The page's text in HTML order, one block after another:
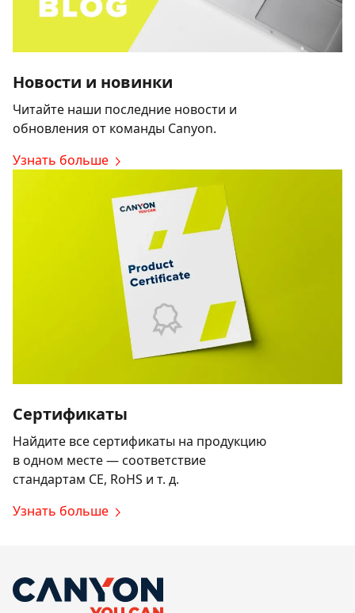
Новости и новинки
Читайте наши последние новости и
обновления от команды Canyon.
Узнать больше
Сертификаты
Найдите все сертификаты на продукцию
в одном месте — соответствие
стандартам CE, RoHS и т. д.
Узнать больше